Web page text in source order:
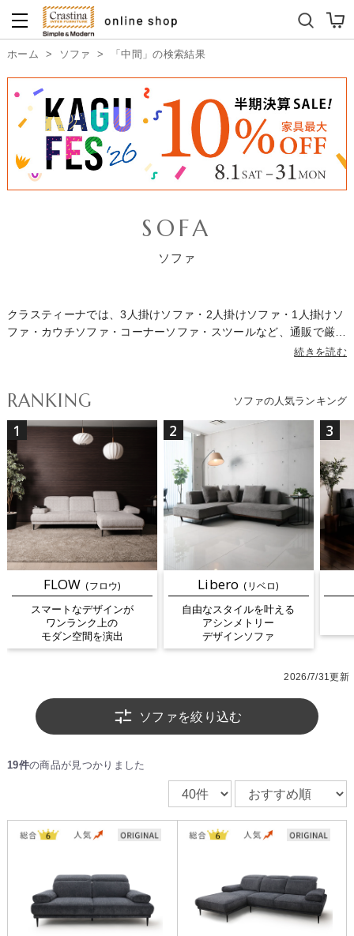
ダイニングテーブルセット
ホーム > ソファ > 「中間」の検索結果
SOFA
ソファ
クラスティーナでは、3人掛けソファ・2人掛けソファ・1人掛けソ
ファ・カウチソファ・コーナーソファ・スツールなど、通販で厳選
したソファを多数取り揃えています。価格帯は10万円以下のカジ
びやすいのもポイントです。サイズ展開も豊富なため、間取りやラ
イフスタイルに合った一台がきっと見つかります。座り心地も、ふ
んわり身体を受け止める柔らかめのタイプから、弾力がありフィッ
ト感のあるタイプ、姿勢を安定させるめのタイプまで幅広く展開。
座る人が快適に過ごせるよう細部にまでこだわって設計していま
す。素材はファブリックソファやレザーソファから選べ、カラーは
ホワイト・ブラック・グレーのモノトーンカラーから、グリーン・
レッド・イエローなどのアクセントカラーまで幅広く展開。気分に
合わせて着せ替えができるカバーリングソファは、カバーを取り外
して洗えるため長く快適にご使用いただけます。また、デザインは
トに合わせやすく、暮らしに溶け込むシンプルソファから空間を格
上げするおしゃれなデザインソファまで多彩なラインナップでお届
けしています。さらに、座る人に合わせて調整できる可動ヘッドレ
スト付きソファや背もたれを前後に動かしてスペースを広げられる
ソファはお部屋の雰囲気を決める主役アイテム。デザイン性・座り
心地・機能性を兼ね備えたクラスティーナのソファで、住まいに合
った理想のリビング空間づくりを始めてみませんか？
続きを読む
RANKING ソファの人気ランキング
1
FLOW (フロウ)
スマートなデザインが
ワンランク上の
モダン空間を演出
2
Libero (リベロ)
自由なスタイルを叶える
アシンメトリー
デザインソファ
3
2026/7/31更新
ソファを絞り込む
19件の商品が見つかりました